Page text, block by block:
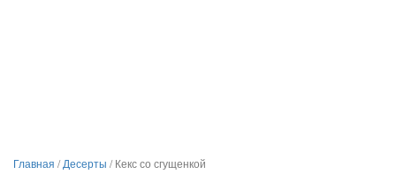
Главная /Десерты /Кекс со сгущенкой